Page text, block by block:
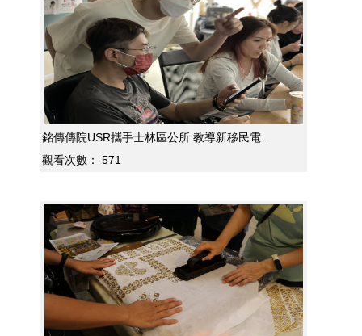
銘傳傳院USR攜手士林區公所 教導新移民電...
觀看次數：
571